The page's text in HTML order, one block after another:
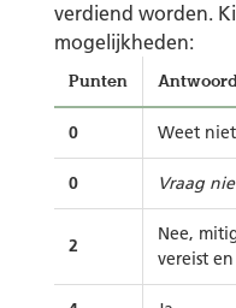
verdiend worden.
mogelijkheden:
Punten
0 Weet
0 Vraag
2
Nee,
vereist